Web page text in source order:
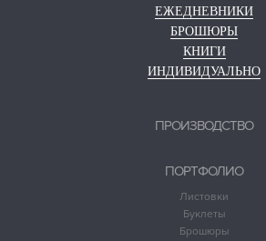
ЕЖЕДНЕВНИКИ
БРОШЮРЫ
КНИГИ
ИНДИВИДУАЛЬНО
ПРОИЗВОДСТВО
ПОРТФОЛИО
Листовки
Буклеты
Брошюры